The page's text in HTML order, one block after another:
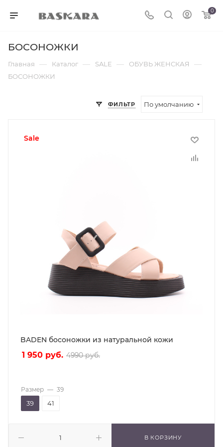
0
БОСОНОЖКИ
Главная — Каталог — SALE — ОБУВЬ ЖЕНСКАЯ —
БОСОНОЖКИ
ФИЛЬТР По умолчанию
sale
BADEN босоножки из натуральной кожи
1 950 руб. 4990руб.
В КОРЗИНУ
Размер — 39
39 41